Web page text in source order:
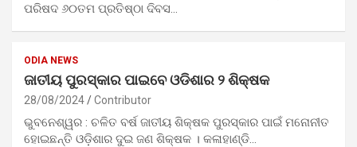
ପରିଷଦ ୬୦ତମ ପ୍ରତିଷ୍ଠା ଦିବସ…
ODIA NEWS
ଜାତୀୟ ପୁରସ୍କାର ପାଇବେ ଓଡିଶାର ୨ ଶିକ୍ଷକ
28/08/2024 Contributor
ଭୁବନେଶ୍ୱର : ଚଳିତ ବର୍ଷ ଜାତୀୟ ଶିକ୍ଷକ ପୁରସ୍କାର ପାଇଁ ମନୋନୀତ
ହୋଇଛନ୍ତି ଓଡ଼ିଶାର ଦୁଇ ଜଣ ଶିକ୍ଷକ । କଳାହାଣ୍ଡି…